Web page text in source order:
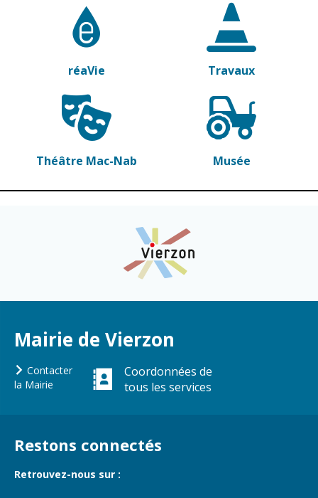
réaVie Travaux
Théâtre Mac-Nab Musée
Mairie de Vierzon
Contacter
la Mairie
Coordonnées de
tous les services
Restons connectés
Retrouvez-nous sur :